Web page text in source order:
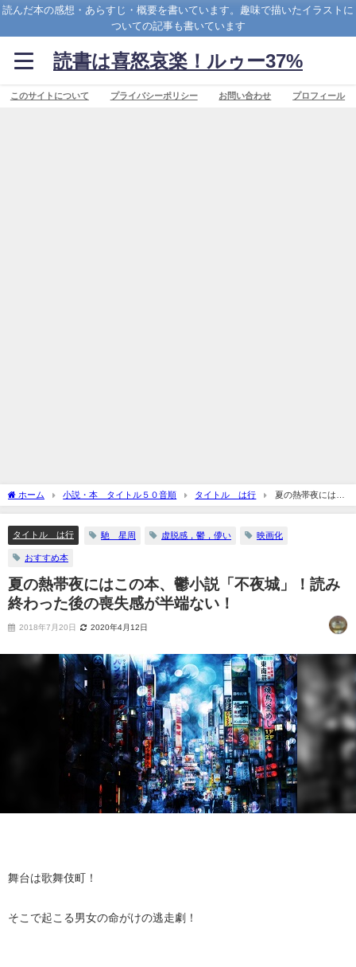
読んだ本の感想・あらすじ・概要を書いています。趣味で描いたイラストに
ついての記事も書いています
読書は喜怒哀楽！ルゥー37%
このサイトについて プライバシーポリシー お問い合わせ プロフィール
ホーム 小説・本 タイトル５０音順 タイトル は行
夏の熱帯夜にはこ
の本、鬱小説「不夜城」！読み終わった後の喪失感が半端ない！
タイトル は行 馳 星周 虚脱感，鬱，儚い 映画化
おすすめ本
夏の熱帯夜にはこの本、鬱小説「不夜城」！読み
終わった後の喪失感が半端ない！
2018年7月20日 2020年4月12日
舞台は歌舞伎町！
そこで起こる男女の命がけの逃走劇！